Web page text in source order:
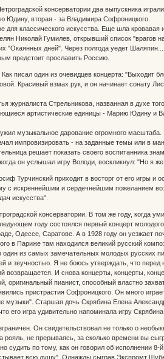
консерватории два выпускника
Юдину, вторая - за Владимира Софроницкого.
для классического искусства. Еще шла
Николай Гумилев, открывший список "врагов
"Окаянных дней". Через полгода уедет
предстоит прославить Россию.
писал один из очевидцев концерта: "Выходит
Красивый взмах рук, и он начинает сонату
журналиста Стрельникова, названная в духе
артистические единицы - Марию Юдину и
музыкальное дарование огромного
импровизировать - на заданные темы или в
решает показать своего воспитанника
он услышал игру Володи, воскликнул: "Но я
Турчинский приходит в восторг от его игры
с искреннейшим и сердечнейшим пожеланием
искусства".
консерватории. В том же году, когда
году состоялся первый концерт
Одессе, Саратове. А в 1928 году он уезжает
в Париже там находился великий русский
из самых замечательных молодых русских
и звучностью. Я не боюсь утверждать, что
возвращается. И снова концерты, концерты,
оригинальный пианист, способный властно
пристрастия Софроницкого. Он много
музыки". Старшая дочь Скрябина Елена
его игра удивительно напоминала игру
Он свидетельствовал не только о
рояль, не прерываясь, за сколько времени вы
судить по тому, как он говорил об исполнении
всю душу". Однажды сыграв Экспромт